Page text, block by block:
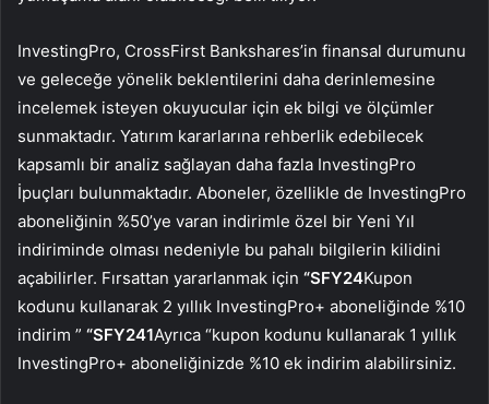
InvestingPro, CrossFirst Bankshares’in finansal durumunu
ve geleceğe yönelik beklentilerini daha derinlemesine
incelemek isteyen okuyucular için ek bilgi ve ölçümler
sunmaktadır. Yatırım kararlarına rehberlik edebilecek
kapsamlı bir analiz sağlayan daha fazla InvestingPro
İpuçları bulunmaktadır. Aboneler, özellikle de InvestingPro
aboneliğinin %50’ye varan indirimle özel bir Yeni Yıl
indiriminde olması nedeniyle bu pahalı bilgilerin kilidini
açabilirler. Fırsattan yararlanmak için “SFY24Kupon
kodunu kullanarak 2 yıllık InvestingPro+ aboneliğinde %10
indirim ” “SFY241Ayrıca “kupon kodunu kullanarak 1 yıllık
InvestingPro+ aboneliğinizde %10 ek indirim alabilirsiniz.